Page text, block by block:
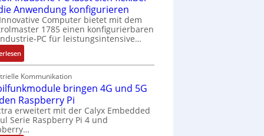
Anwendung konfigurieren
Computer bietet mit dem
1785 einen konfigurierbaren
PC für leistungsintensive…
:
1
9
-
Z
o
l
l
Kommunikation
bringen 4G und 5G
Raspberry Pi
erweitert mit der Calyx Embedded
Serie Raspberry Pi 4 und